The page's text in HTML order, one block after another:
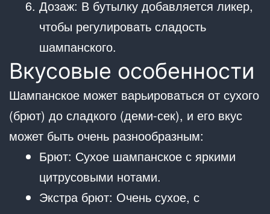
Дозаж: В бутылку добавляется ликер,
чтобы регулировать сладость
шампанского.
Вкусовые особенности
Шампанское может варьироваться от сухого
(брют) до сладкого (деми-сек), и его вкус
может быть очень разнообразным:
Брют: Сухое шампанское с яркими
цитрусовыми нотами.
Экстра брют: Очень сухое, с